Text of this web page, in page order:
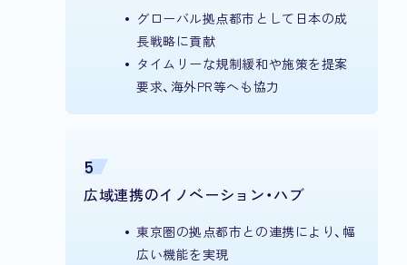
グローバル拠点都市として日本の成
長戦略に貢献
タイムリーな規制緩和や施策を提案
要求、海外PR等へも協力
5
広域連携のイノベーション・ハブ
東京圏の拠点都市との連携により、幅
広い機能を実現